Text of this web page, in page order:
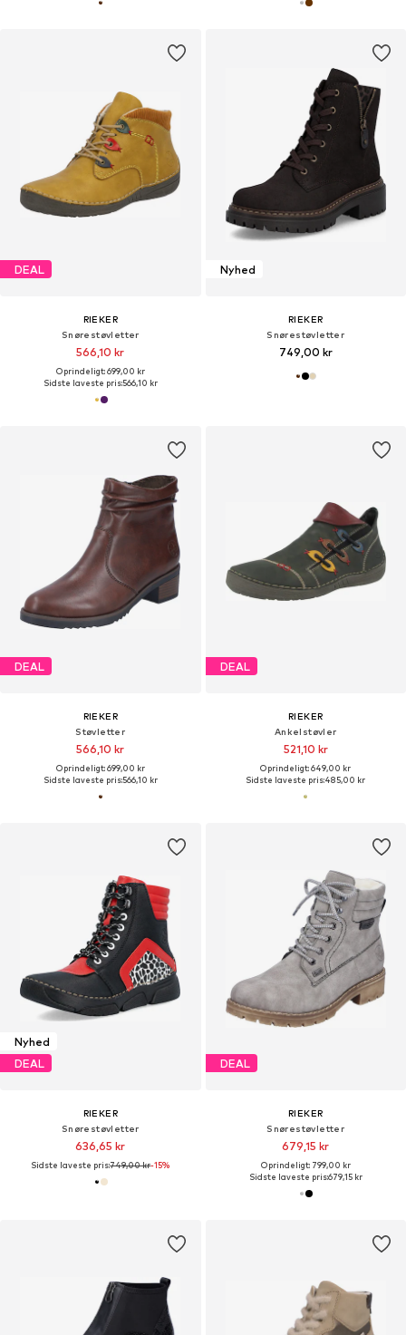
DEAL
RIEKER
Snørestøvletter
566,10 kr
Oprindeligt: 699,00 kr
Sidste laveste pris:566,10 kr
Nyhed
RIEKER
Snørestøvletter
749,00 kr
DEAL
RIEKER
Støvletter
566,10 kr
Oprindeligt: 699,00 kr
Sidste laveste pris:566,10 kr
DEAL
RIEKER
Ankelstøvler
521,10 kr
Oprindeligt: 649,00 kr
Sidste laveste pris:485,00 kr
Nyhed
DEAL
RIEKER
Snørestøvletter
636,65 kr
Sidste laveste pris:749,00 kr-15%
DEAL
RIEKER
Snørestøvletter
679,15 kr
Oprindeligt: 799,00 kr
Sidste laveste pris:679,15 kr